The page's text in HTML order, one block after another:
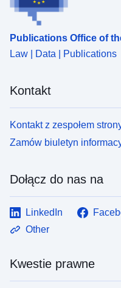
Publications Office of
Law | Data | Publications
Kontakt
Kontakt z zespołem
Zamów biuletyn
Dołącz do nas na
LinkedIn
Other
Kwestie prawne